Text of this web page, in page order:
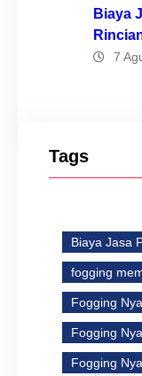
Biaya
7
Tags
Biaya Jasa
fogging
Fogging
Fogging
Fogging